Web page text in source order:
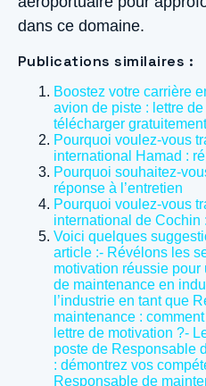
dans ce domaine.
Publications similaires :
Boostez votre carrière
avion de piste : lettre
télécharger
Pourquoi voulez-vous
international Hamad :
Pourquoi souhaitez-
réponse à l’entretien
Pourquoi voulez-vous
international de Cochin
Voici quelques
article :- Révélons les
motivation réussie
de maintenance en
l’industrie en tant que
maintenance :
lettre de motivation ?-
poste de Responsable
: démontrez vos
Responsable de